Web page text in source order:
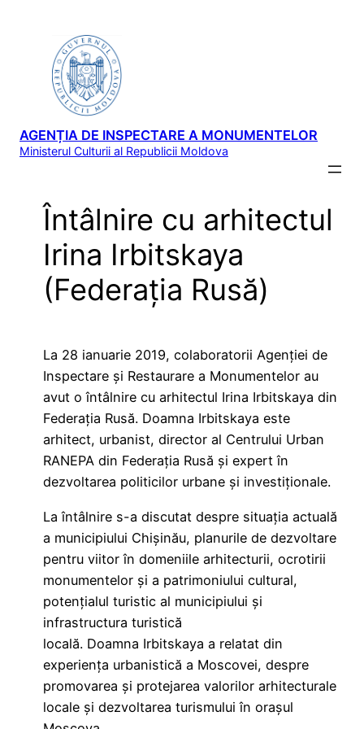
AGENȚIA DE INSPECTARE A MONUMENTELOR
Ministerul Culturii al Republicii Moldova
Întâlnire cu arhitectul
Irina Irbitskaya
(Federația Rusă)
La 28 ianuarie 2019, colaboratorii Agenției de
Inspectare și Restaurare a Monumentelor au
avut o întâlnire cu arhitectul Irina Irbitskaya din
Federația Rusă. Doamna Irbitskaya este
arhitect, urbanist, director al Centrului Urban
RANEPA din Federația Rusă și expert în
dezvoltarea politicilor urbane și investiționale.
La întâlnire s-a discutat despre situația actuală
a municipiului Chișinău, planurile de dezvoltare
pentru viitor în domeniile arhitecturii, ocrotirii
monumentelor și a patrimoniului cultural,
potențialul turistic al municipiului și
infrastructura turistică
locală. Doamna Irbitskaya a relatat din
experiența urbanistică a Moscovei, despre
promovarea și protejarea valorilor arhitecturale
locale și dezvoltarea turismului în orașul